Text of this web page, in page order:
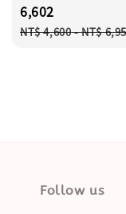
price
6,602
Regular
NT$ 4,600-NT$
Follow us